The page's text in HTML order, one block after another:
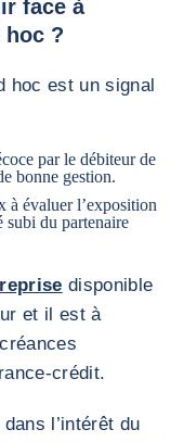
face à
hoc ?
hoc est un signal
par le débiteur de
bonne gestion.
à évaluer l’exposition
subi du partenaire
disponible
et il est à
crédit.
l’intérêt du